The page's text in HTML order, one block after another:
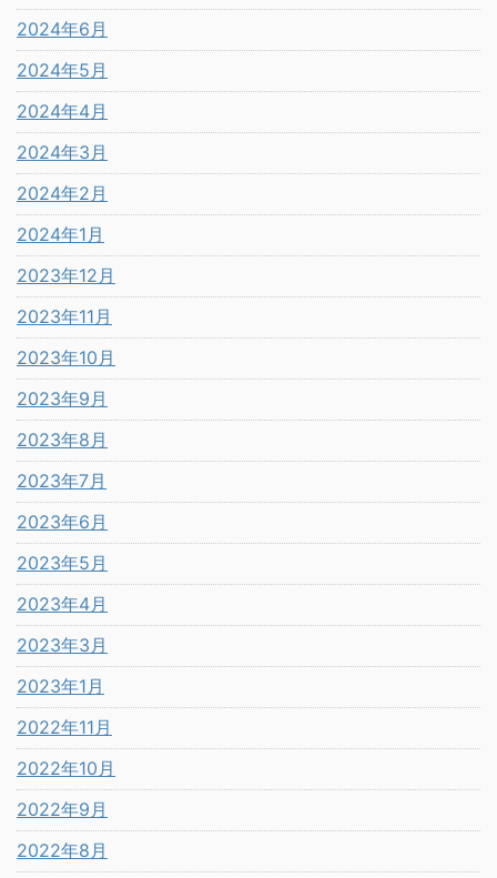
2024年6月
2024年5月
2024年4月
2024年3月
2024年2月
2024年1月
2023年12月
2023年11月
2023年10月
2023年9月
2023年8月
2023年7月
2023年6月
2023年5月
2023年4月
2023年3月
2023年1月
2022年11月
2022年10月
2022年9月
2022年8月